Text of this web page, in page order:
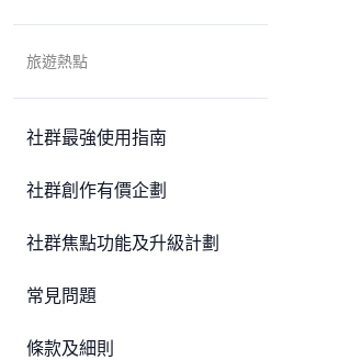
旅遊熱點
社群最強使用指南
社群創作有價企劃
社群焦點功能及升級計劃
常見問題
條款及細則